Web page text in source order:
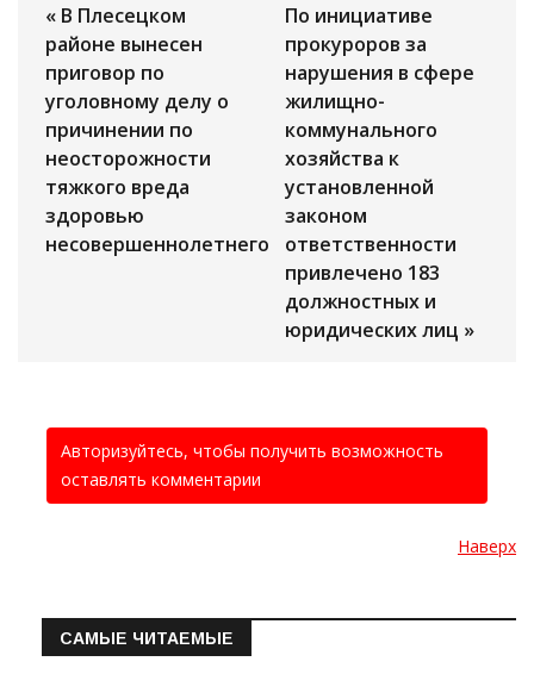
« В Плесецком
районе вынесен
приговор по
уголовному делу о
причинении по
неосторожности
тяжкого вреда
здоровью
несовершеннолетнего
По инициативе
прокуроров за
нарушения в сфере
жилищно-
коммунального
хозяйства к
установленной
законом
ответственности
привлечено 183
должностных и
юридических лиц »
Авторизуйтесь, чтобы получить возможность
оставлять комментарии
Наверх
САМЫЕ ЧИТАЕМЫЕ